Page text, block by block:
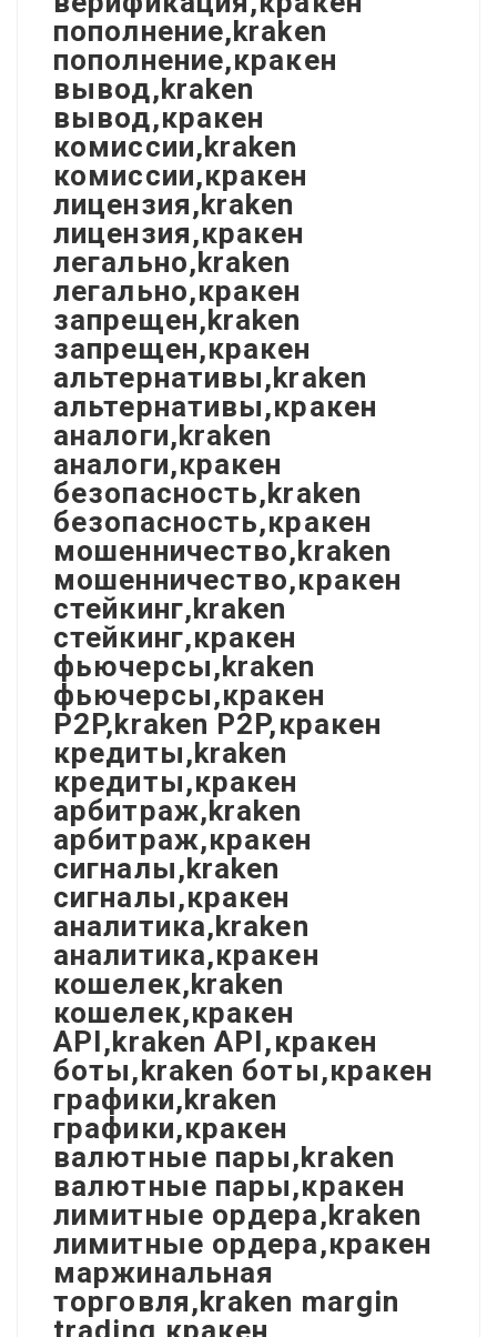
пополнение,kraken
пополнение,кракен
вывод,kraken
вывод,кракен
комиссии,kraken
комиссии,кракен
лицензия,kraken
лицензия,кракен
легально,kraken
легально,кракен
запрещен,kraken
запрещен,кракен
альтернативы,kraken
альтернативы,кракен
аналоги,kraken
аналоги,кракен
безопасность,kraken
безопасность,кракен
мошенничество,kraken
мошенничество,кракен
стейкинг,kraken
стейкинг,кракен
фьючерсы,kraken
фьючерсы,кракен
P2P,kraken P2P,кракен
кредиты,kraken
кредиты,кракен
арбитраж,kraken
арбитраж,кракен
сигналы,kraken
сигналы,кракен
аналитика,kraken
аналитика,кракен
кошелек,kraken
кошелек,кракен
API,kraken API,кракен
боты,kraken боты,кракен
графики,kraken
графики,кракен
валютные пары,kraken
валютные пары,кракен
лимитные ордера,kraken
лимитные ордера,кракен
маржинальная
торговля,kraken margin
trading,кракен